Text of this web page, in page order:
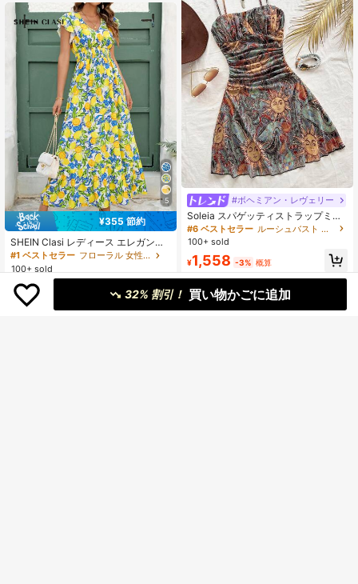
ーブミニドレス バケーション ブラウ
ンホワイトドット柄アニマル柄コン
サートアウトフィット レディースサ
マーアウトフィット ビーチアウトフ
ィット バケーションアウトフィット
レディース サマーホリデーアウトフ
ィット カントリーコンサートアウト
フィット ボヘミアンシック レディー
スファッション ボヘミアンシック レ
ディースファッション ミュージック
フェスティバルアウトフィット サマ
ーアウトフィット レディースサマー
アウトフィット ドレスバケーション
5
¥355 節約
SHEIN Clasi レディース エレガント
なシャーリング キャップスリーブ 伸
縮性ウエスト フルーツプリント ドレ
ス、春/夏 ビーチリゾートドレス
#1 ベストセラー
フローラル 女性のマキシドレス
100+ sold
¥1,502
#ボヘミアン・レヴェリー
Soleia スパゲッティストラップミニ
ドレス、夏に最適なファッションア
イテム
#6 ベストセラー
ルーシュバスト 女性用ミニドレス
100+ sold
¥1,558 -3% 概算
32% 割引！ 買い物かごに追加